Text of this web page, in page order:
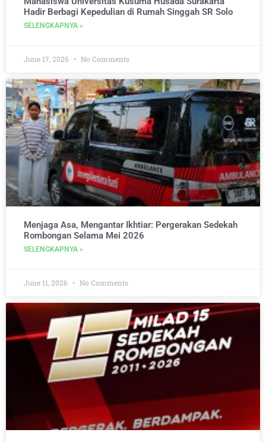
Hadir Berbagi Kepedulian di Rumah Singgah SR Solo
SELENGKAPNYA »
June 17, 2026 No Comments
Menjaga Asa, Mengantar Ikhtiar: Pergerakan Sedekah
Rombongan Selama Mei 2026
SELENGKAPNYA »
June 11, 2026 No Comments